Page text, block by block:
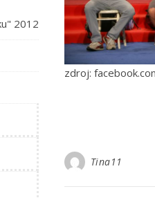
2012
zdroj:
Tina11